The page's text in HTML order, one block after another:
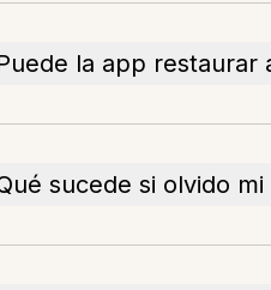
la app restaurar
sucede si olvido